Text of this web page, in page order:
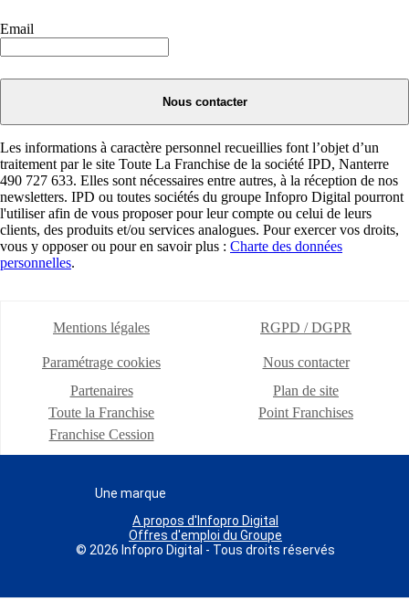
Email
Nous contacter
Les informations à caractère personnel recueillies font l’objet d’un
traitement par le site Toute La Franchise de la société IPD, Nanterre
490 727 633. Elles sont nécessaires entre autres, à la réception de nos
newsletters. IPD ou toutes sociétés du groupe Infopro Digital pourront
l'utiliser afin de vous proposer pour leur compte ou celui de leurs
clients, des produits et/ou services analogues. Pour exercer vos droits,
vous y opposer ou pour en savoir plus : Charte des données
personnelles.
Mentions légales RGPD / DGPR
Paramétrage cookies
Nous contacter
Partenaires
Plan de site
Toute la Franchise
Point Franchises
Franchise Cession
Une marque
A propos d'Infopro Digital
Offres d'emploi du Groupe
© 2026 Infopro Digital - Tous droits réservés